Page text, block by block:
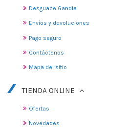
Desguace Gandia
Envíos y devoluciones
Pago seguro
Contáctenos
Mapa del sitio
TIENDA ONLINE
Ofertas
Novedades